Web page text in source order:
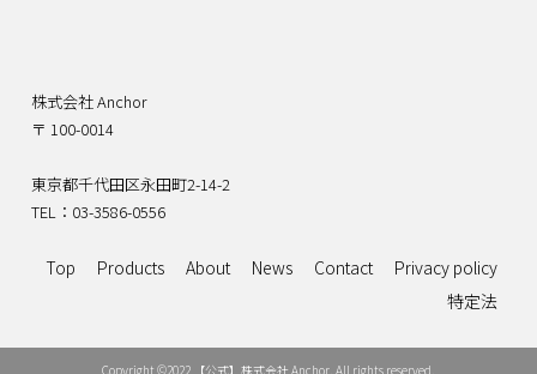
株式会社 Anchor
〒 100-0014
東京都千代田区永田町2-14-2
TEL：03-3586-0556
Top Products About News Contact
Privacy policy
特定法
Copyright ©2022 【公式】株式会社 Anchor. All rights reserved.